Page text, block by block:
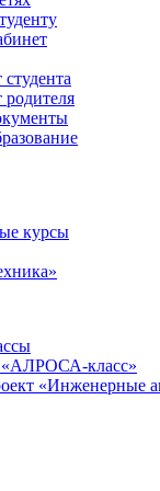
курсы
класс»
«Инженерные